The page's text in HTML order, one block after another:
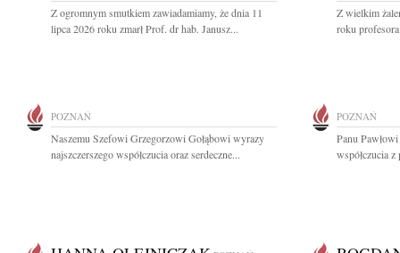
Z ogromnym smutkiem zawiadamiamy, że dnia 11
lipca 2026 roku zmarł Prof. dr hab. Janusz...
Z wielkim
roku
POZNAŃ
Naszemu Szefowi Grzegorzowi Gołąbowi wyrazy
najszczerszego współczucia oraz serdeczne...
POZNAŃ
Panu
współczucia